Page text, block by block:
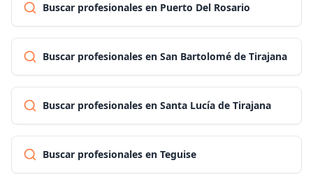
Buscar profesionales en Puerto Del Rosario
Buscar profesionales en San Bartolomé de Tirajana
Buscar profesionales en Santa Lucía de Tirajana
Buscar profesionales en Teguise